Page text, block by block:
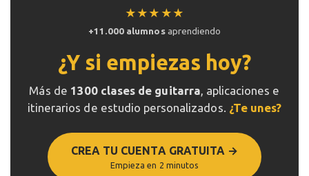
★★★★★
+11.000 alumnosaprendiendo
¿Y si empiezas hoy?
Más de 1300 clases de guitarra, aplicaciones e
itinerarios de estudio personalizados. ¿Te unes?
CREA TU CUENTA GRATUITA →
Empieza en 2 minutos